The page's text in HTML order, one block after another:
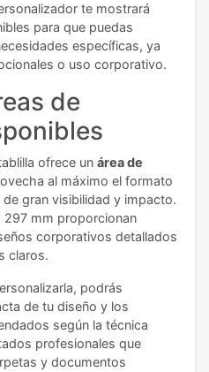
te mostrará
para que puedas
específicas, ya
o uso corporativo.
de
ofrece un área de
al máximo el formato
gran visibilidad y impacto.
297 mm proporcionan
corporativos detallados
claros.
podrás
de tu diseño y los
según la técnica
profesionales que
y documentos